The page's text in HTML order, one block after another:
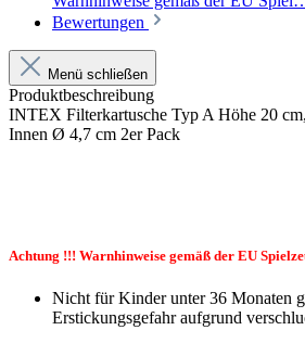
Bewertungen
Menü schließen
Produktbeschreibung
INTEX Filterkartusche Typ A Höhe 20
Innen Ø 4,7 cm 2er Pack
Achtung !!! Warnhinweise gemäß der EU
Nicht für Kinder unter 36 Monaten
Erstickungsgefahr aufgrund